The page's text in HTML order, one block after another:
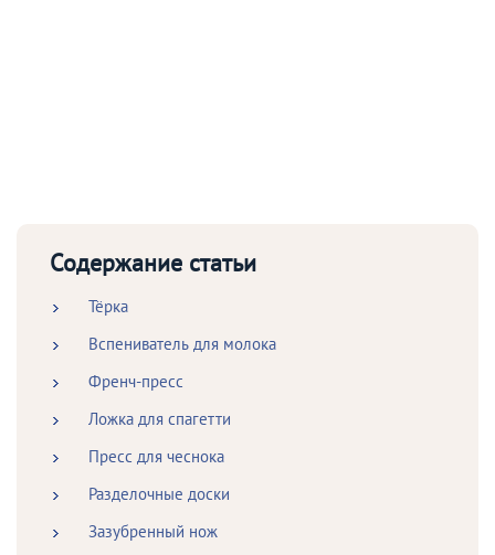
Содержание статьи
Тёрка
Вспениватель для молока
Френч-пресс
Ложка для спагетти
Пресс для чеснока
Разделочные доски
Зазубренный нож